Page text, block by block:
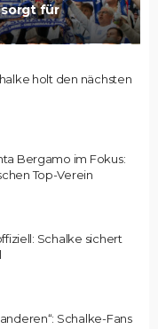
sorgt für
holt den nächsten
Bergamo im Fokus:
Top-Verein
Schalke sichert
Schalke-Fans